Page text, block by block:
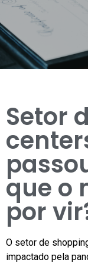
Setor
que o
por
O setor de
impactado pela